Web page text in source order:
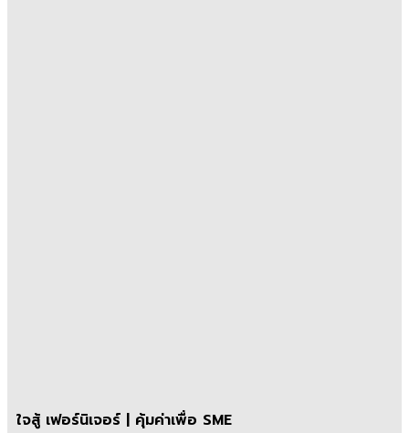
ใจสู้ เฟอร์นิเจอร์ | คุ้มค่าเพื่อ SME